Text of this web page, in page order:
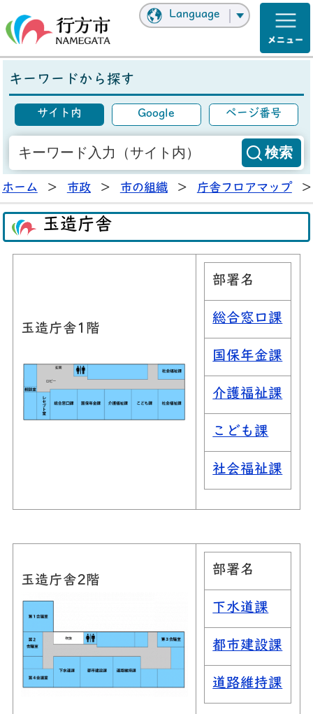
Language
キーワードから探す
サイト内 Google ページ番号
ホーム > 市政 > 市の組織 > 庁舎フロアマップ >
玉造庁舎
玉造庁舎1階
部署名
総合窓口課
国保年金課
介護福祉課
こども課
社会福祉課
玉造庁舎2階
部署名
下水道課
都市建設課
道路維持課